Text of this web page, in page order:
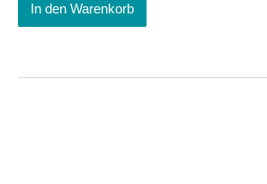
In den Warenkorb